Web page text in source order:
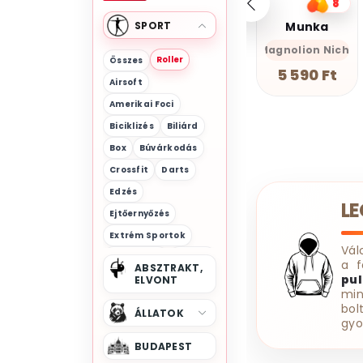
SPORT
Összes
Roller
Airsoft
Amerikai Foci
Biciklizés
Biliárd
Box
Búvárkodás
Crossfit
Darts
Edzés
Ejtőernyőzés
Extrém Sportok
Falmászás
Foci
Forma 1
Futás
Gördeszka
Görkorcsolya
ABSZTRAKT,
ELVONT
ÁLLATOK
BUDAPEST
Vicces-Önazonos
Munka
Magnolion Niche
5 590 Ft
8
OlcsóTrendek
7 700 Ft
a